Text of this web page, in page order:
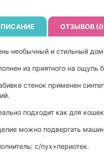
ОТЗЫВОВ
необычный и стильный
из приятного на ощупь
стенок применен
подходит как для
можно подвергать
с/пух+периотек.